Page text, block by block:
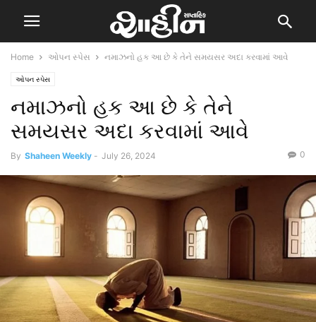
Home ઓપન સ્પેસ નમાઝનો હક આ છે કે તેને સમયસર અદા કરવામાં આવે
ઓપન સ્પેસ
નમાઝનો હક આ છે કે તેને
સમયસર અદા કરવામાં આવે
By Shaheen Weekly - July 26, 2024 0